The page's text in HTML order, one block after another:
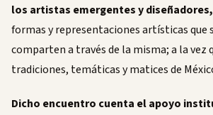
los artistas emergentes y diseñadores,
formas y representaciones artísticas que
comparten a través de la misma; a la vez
tradiciones, temáticas y matices de
Dicho encuentro cuenta el apoyo